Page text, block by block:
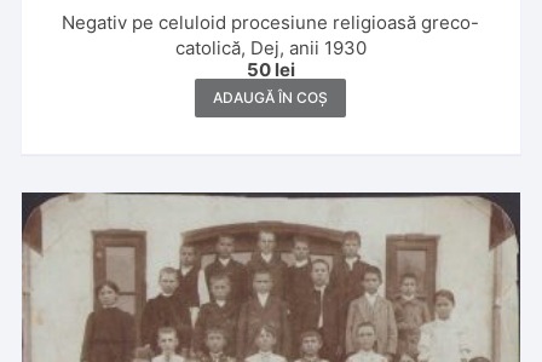
Negativ pe celuloid procesiune religioasă greco-
catolică, Dej, anii 1930
50 lei
ADAUGĂ ÎN COȘ